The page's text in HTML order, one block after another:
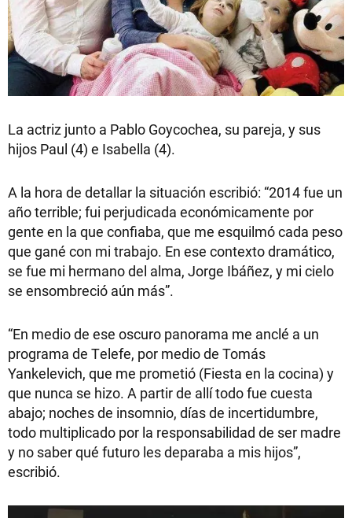
La actriz junto a Pablo Goycochea, su pareja, y sus
hijos Paul (4) e Isabella (4).
A la hora de detallar la situación escribió: “2014 fue un
año terrible; fui perjudicada económicamente por
gente en la que confiaba, que me esquilmó cada peso
que gané con mi trabajo. En ese contexto dramático,
se fue mi hermano del alma, Jorge Ibáñez, y mi cielo
se ensombreció aún más”.
“En medio de ese oscuro panorama me anclé a un
programa de Telefe, por medio de Tomás
Yankelevich, que me prometió (Fiesta en la cocina) y
que nunca se hizo. A partir de allí todo fue cuesta
abajo; noches de insomnio, días de incertidumbre,
todo multiplicado por la responsabilidad de ser madre
y no saber qué futuro les deparaba a mis hijos”,
escribió.